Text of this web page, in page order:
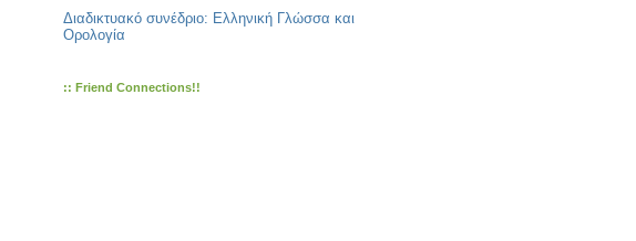
Διαδικτυακό συνέδριο: Ελληνική Γλώσσα και
Ορολογία
:: Friend Connections!!